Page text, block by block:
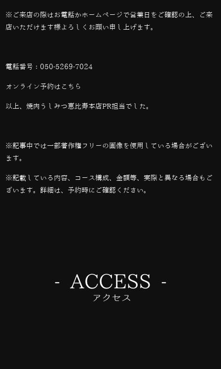
※ご来店の際はお電話かホームページで営業日をご確認の上、ご来
店いただけます様よろしくお願い申し上げます。
電話番号： 050-5269-7024
オンライン予約は こちら
以上、焼肉うしみつ恵比寿本店PR担当でした。
※記事中では一部著作権フリーの画像を使用している場合がござい
ます。
※記載している内容、コース構成、金額等、実際と異なる場合もご
ざいます。詳細は、予約時にご確認ください。